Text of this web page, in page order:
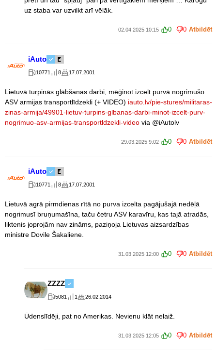
uz staba var uzvilkt arī vēlāk.
02.04.2025 10:15 0 0 Atbildēt
iAuto
10771 8 17.07.2001
Lietuvā turpinās glābšanas darbi, mēģinot izcelt purvā nogrimušo
ASV armijas transportlīdzekli (+ VIDEO) iauto.lv/pie-stures/militaras-
zinas-armija/49901-lietuv-turpins-glbanas-darbi-minot-izcelt-purv-
nogrimuo-asv-armijas-transportldzekli-video via @iAutolv
29.03.2025 9:02 0 0 Atbildēt
iAuto
10771 8 17.07.2001
Lietuvā agrā pirmdienas rītā no purva izcelta pagājušajā nedēļā
nogrimusī bruņumašīna, taču četru ASV karavīru, kas tajā atradās,
liktenis joprojām nav zināms, paziņoja Lietuvas aizsardzības
ministre Dovile Šakaliene.
31.03.2025 12:00 0 0 Atbildēt
ZZZZ
5081 1 26.02.2014
Ūdenslīdēji, pat no Amerikas. Nevienu klāt nelaiž.
31.03.2025 12:05 0 0 Atbildēt